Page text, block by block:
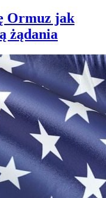
Ormuz jak
żądania